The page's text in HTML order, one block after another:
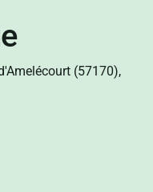
(57170),